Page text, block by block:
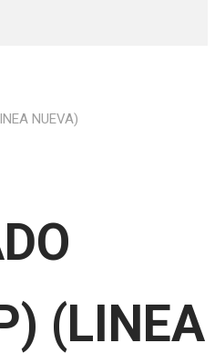
NUEVA)
(LINEA